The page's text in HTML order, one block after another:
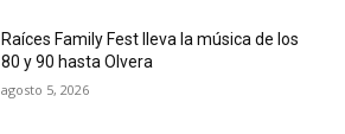
Raíces Family Fest lleva la música de los
80 y 90 hasta Olvera
agosto 5, 2026